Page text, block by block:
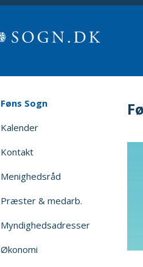
Føns Sogn
Kalender
Kontakt
Menighedsråd
Præster & medarb.
Myndighedsadresser
Økonomi